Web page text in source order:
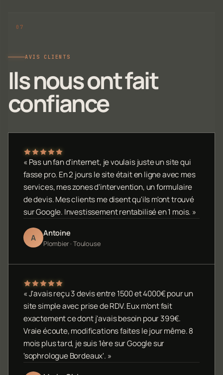
AVIS CLIENTS
Ils nous ont fait
confiance
« Pas un fan d'internet, je voulais juste un site qui
fasse pro. En 2 jours le site était en ligne avec mes
services, mes zones d'intervention, un formulaire
de devis. Mes clients me disent qu'ils m'ont trouvé
sur Google. Investissement rentabilisé en 1 mois. »
A Antoine
Plombier · Toulouse
« J'avais reçu 3 devis entre 1500 et 4000€ pour un
site simple avec prise de RDV. Eux m'ont fait
exactement ce dont j'avais besoin pour 399€.
Vraie écoute, modifications faites le jour même. 8
mois plus tard, je suis 1ère sur Google sur
'sophrologue Bordeaux'. »